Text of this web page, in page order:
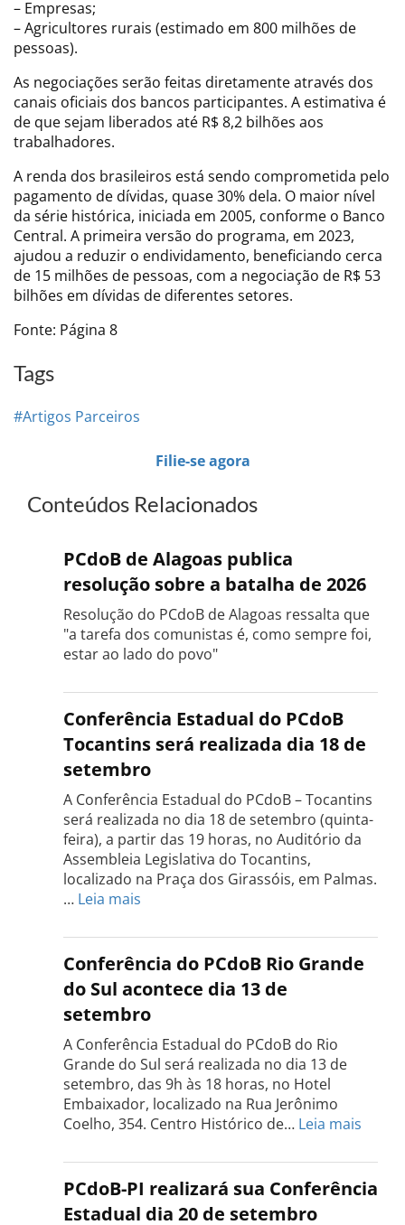
– Empresas;
– Agricultores rurais (estimado em 800 milhões de
pessoas).
As negociações serão feitas diretamente através dos
canais oficiais dos bancos participantes. A estimativa é
de que sejam liberados até R$ 8,2 bilhões aos
trabalhadores.
A renda dos brasileiros está sendo comprometida pelo
pagamento de dívidas, quase 30% dela. O maior nível
da série histórica, iniciada em 2005, conforme o Banco
Central. A primeira versão do programa, em 2023,
ajudou a reduzir o endividamento, beneficiando cerca
de 15 milhões de pessoas, com a negociação de R$ 53
bilhões em dívidas de diferentes setores.
Fonte: Página 8
Tags
#Artigos Parceiros
Filie-se agora
Conteúdos Relacionados
PCdoB de Alagoas publica
resolução sobre a batalha de 2026
Resolução do PCdoB de Alagoas ressalta que
"a tarefa dos comunistas é, como sempre foi,
estar ao lado do povo"
Conferência Estadual do PCdoB
Tocantins será realizada dia 18 de
setembro
A Conferência Estadual do PCdoB – Tocantins
será realizada no dia 18 de setembro (quinta-
feira), a partir das 19 horas, no Auditório da
Assembleia Legislativa do Tocantins,
localizado na Praça dos Girassóis, em Palmas.
… Leia mais
Estadual
do
PCdoB
Tocantins
será
realizada
dia
18
de
setembro
Conferência do PCdoB Rio Grande
do Sul acontece dia 13 de
setembro
A Conferência Estadual do PCdoB do Rio
Grande do Sul será realizada no dia 13 de
setembro, das 9h às 18 horas, no Hotel
Embaixador, localizado na Rua Jerônimo
Coelho, 354. Centro Histórico de… Leia mais
do
PCdoB
Rio
PCdoB-PI realizará sua Conferência
Estadual dia 20 de setembro